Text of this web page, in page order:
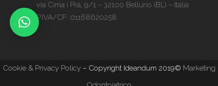
via Cima i Prà, 9/1 – 32100 Belluno (BL) – Italia
P.IVA/CF: 01168620258
Cookie & Privacy Policy– Copyright Ideandum 2019© Marketing